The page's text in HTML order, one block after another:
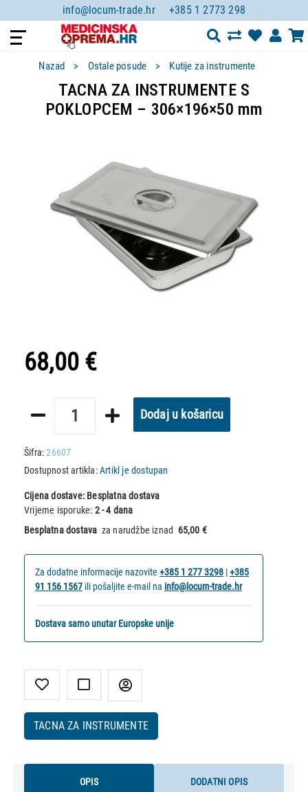
info@locum-trade.hr +385 1 2773 298
Nazad Ostale posude Kutije za instrumente
TACNA ZA INSTRUMENTE S
POKLOPCEM – 306×196×50 mm
68,00 €
Dodaj u košaricu
Šifra:26607
Dostupnost artikla:Artikl je dostupan
Cijena dostave: Besplatna dostava
Vrijeme isporuke: 2 - 4 dana
Besplatna dostava za narudžbe iznad 65,00 €
Za dodatne informacije nazovite +385 1 277 3298 |+385
91 156 1567 ili pošaljite e-mail na info@locum-trade.hr
Dostava samo unutar Europske unije
TACNA ZA INSTRUMENTE
OPIS DODATNI OPIS